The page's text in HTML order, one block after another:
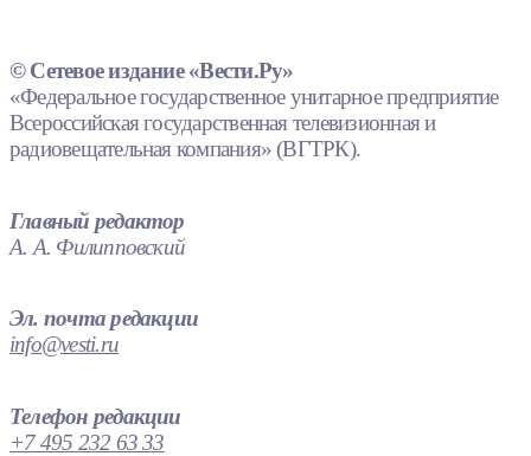
© Сетевое издание «Вести.Ру»
«Федеральное государственное унитарное предприятие
Всероссийская государственная телевизионная и
радиовещательная компания» (ВГТРК).
Главный редактор
А. А. Филипповский
Эл. почта редакции
info@vesti.ru
Телефон редакции
+7 495 232 63 33